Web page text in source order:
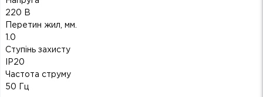
220 В
Перетин жил, мм.
1.0
Ступінь захисту
IP20
Частота струму
50 Гц